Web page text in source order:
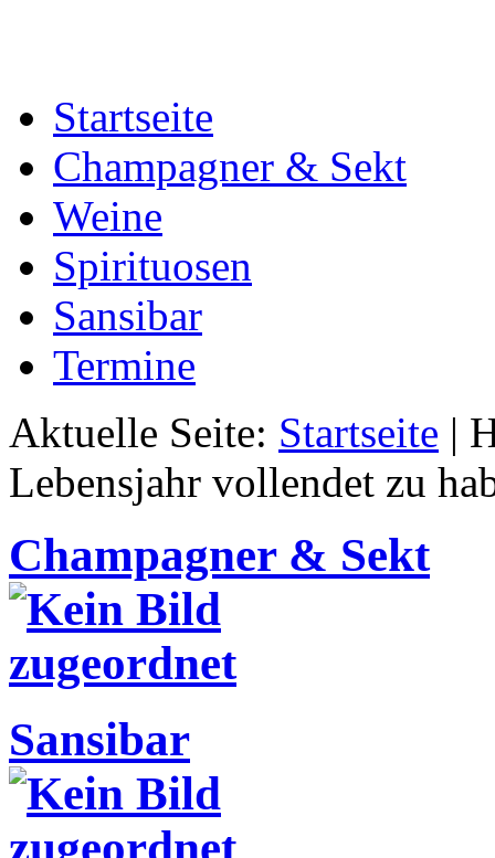
Startseite
Champagner & Sekt
Weine
Spirituosen
Sansibar
Termine
Aktuelle Seite: Startseite |
Lebensjahr vollendet zu
Champagner & Sekt
Sansibar